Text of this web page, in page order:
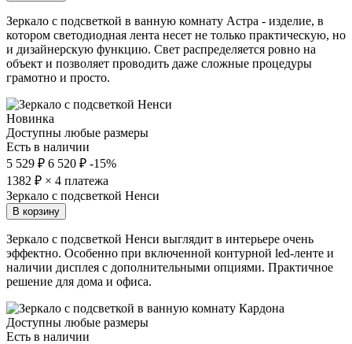
Зеркало с подсветкой в ванную комнату Астра - изделие, в
котором светодиодная лента несет не только практическую, но
и дизайнерскую функцию. Свет распределяется ровно на
объект и позволяет проводить даже сложные процедуры
грамотно и просто.
Новинка
Доступны любые размеры
Есть в наличии
5 529 ₽ 6 520 ₽ -15%
1382 ₽ × 4 платежа
Зеркало с подсветкой Ненси
В корзину
Зеркало с подсветкой Ненси выглядит в интерьере очень
эффектно. Особенно при включенной контурной led-ленте и
наличии дисплея с дополнительными опциями. Практичное
решение для дома и офиса.
Доступны любые размеры
Есть в наличии